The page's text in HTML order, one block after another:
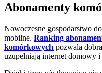
Abonamenty
Nowoczesne gospodarstwo
mobilne. Ranking
komórkowych pozwala
uzupełniają internet domowy